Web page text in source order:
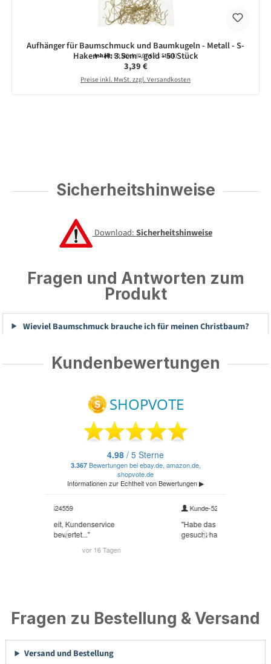
Aufhänger für Baumschmuck und Baumkugeln - Metall - S-
Haken - H: 3.5cm - gold - 50 Stück
Inhalt:50 Stück(0,07 € / 1 Stück)
Regulärer Preis:
3,39 €
Preise inkl. MwSt. zzgl. Versandkosten
Sicherheitshinweise
Download:Sicherheitshinweise
Fragen und Antworten zum
Produkt
Wieviel Baumschmuck brauche ich für meinen Christbaum?
Kundenbewertungen
Fragen zu Bestellung & Versand
Versand und Bestellung